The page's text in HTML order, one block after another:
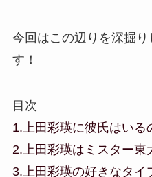
今回はこの辺りを深掘
す！
目次
1.上田彩瑛に彼氏はいる
2.上田彩瑛はミスター東
3.上田彩瑛の好きなタイ